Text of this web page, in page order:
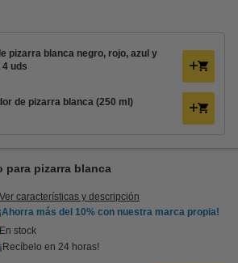
pizarra blanca negro, rojo, azul y
uds
de pizarra blanca (250 ml)
para pizarra blanca
Ver características y descripción
¡Ahorra más del 10% con nuestra marca propia!
En stock
¡Recíbelo en 24 horas!